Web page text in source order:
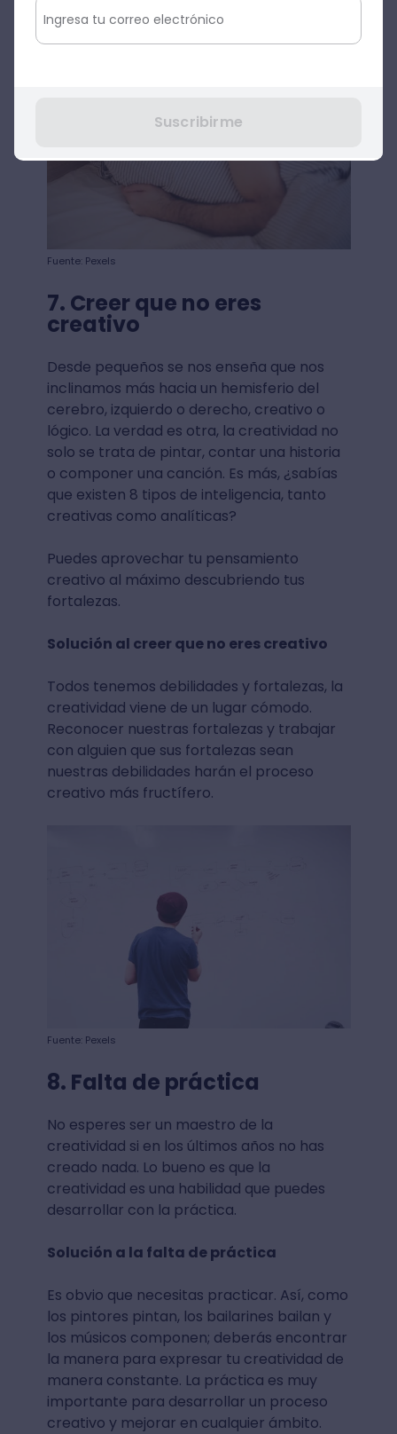
necesitas.
Fuente: Pexels
7. Creer que no eres
creativo
Desde pequeños se nos enseña que nos
inclinamos más hacia un hemisferio del
cerebro, izquierdo o derecho, creativo o
lógico. La verdad es otra, la creatividad no
solo se trata de pintar, contar una historia
o componer una canción. Es más, ¿sabías
que existen 8 tipos de inteligencia, tanto
creativas como analíticas?
Puedes aprovechar tu pensamiento
creativo al máximo descubriendo tus
fortalezas.
Solución al creer que no eres creativo
Todos tenemos debilidades y fortalezas, la
creatividad viene de un lugar cómodo.
Reconocer nuestras fortalezas y trabajar
con alguien que sus fortalezas sean
nuestras debilidades harán el proceso
creativo más fructífero.
Fuente: Pexels
8. Falta de práctica
No esperes ser un maestro de la
creatividad si en los últimos años no has
creado nada. Lo bueno es que la
creatividad es una habilidad que puedes
desarrollar con la práctica.
Solución a la falta de práctica
Es obvio que necesitas practicar. Así, como
los pintores pintan, los bailarines bailan y
los músicos componen; deberás encontrar
la manera para expresar tu creatividad de
manera constante. La práctica es muy
importante para desarrollar un proceso
creativo y mejorar en cualquier ámbito.
Suscribirme